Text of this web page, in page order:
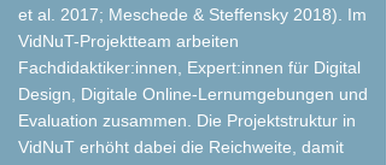
et al. 2017; Meschede & Steffensky 2018). Im
VidNuT-Projektteam arbeiten
Fachdidaktiker:innen, Expert:innen für Digital
Design, Digitale Online-Lernumgebungen und
Evaluation zusammen. Die Projektstruktur in
VidNuT erhöht dabei die Reichweite, damit